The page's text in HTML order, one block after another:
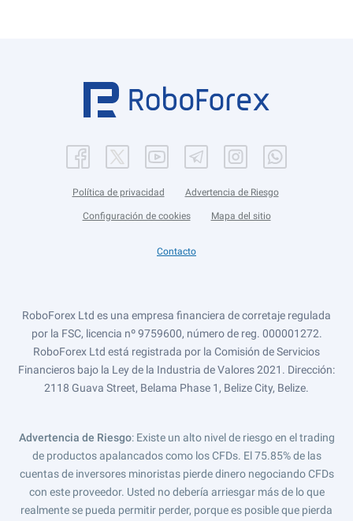
Política de privacidad Advertencia de Riesgo
Configuración de cookies Mapa del sitio
Contacto
RoboForex Ltd es una empresa financiera de corretaje regulada
por la FSC, licencia nº 9759600, número de reg. 000001272.
RoboForex Ltd está registrada por la Comisión de Servicios
Financieros bajo la Ley de la Industria de Valores 2021. Dirección:
2118 Guava Street, Belama Phase 1, Belize City, Belize.
Advertencia de Riesgo: Existe un alto nivel de riesgo en el trading
de productos apalancados como los CFDs. El 75.85% de las
cuentas de inversores minoristas pierde dinero negociando CFDs
con este proveedor. Usted no debería arriesgar más de lo que
realmente se pueda permitir perder, porque es posible que pierda